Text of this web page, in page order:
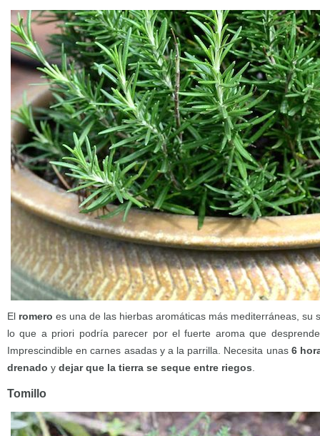
El romero es una de las hierbas aromáticas más mediterráneas, su
lo que a priori podría parecer por el fuerte aroma que
Imprescindible en carnes asadas y a la parrilla. Necesita unas 6
drenado y dejar que la tierra se seque entre riegos
Tomillo